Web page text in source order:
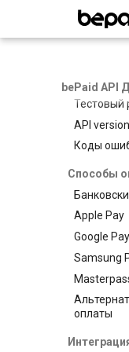
bePaid API
Тестовый
API
Коды
Способы
Apple Pay
Google Pay
Samsung
на
оплаты